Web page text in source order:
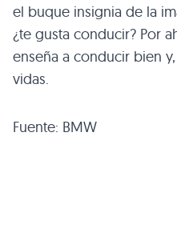
el buque insignia de la
¿te gusta conducir? Por
enseña a conducir bien
vidas.
Fuente: BMW